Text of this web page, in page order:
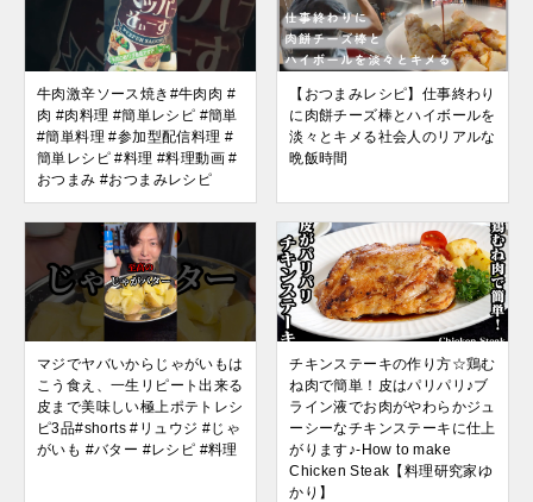
牛肉激辛ソース焼き#牛肉肉 #
肉 #肉料理 #簡単レシピ #簡単
#簡単料理 #参加型配信料理 #
簡単レシピ #料理 #料理動画 #
おつまみ #おつまみレシピ
【おつまみレシピ】仕事終わり
に肉餅チーズ棒とハイボールを
淡々とキメる社会人のリアルな
晩飯時間
マジでヤバいからじゃがいもは
こう食え、一生リピート出来る
皮まで美味しい極上ポテトレシ
ピ3品#shorts #リュウジ #じゃ
がいも #バター #レシピ #料理
チキンステーキの作り方☆鶏む
ね肉で簡単！皮はパリパリ♪ブ
ライン液でお肉がやわらかジュ
ーシーなチキンステーキに仕上
がります♪-How to make
Chicken Steak【料理研究家ゆ
かり】